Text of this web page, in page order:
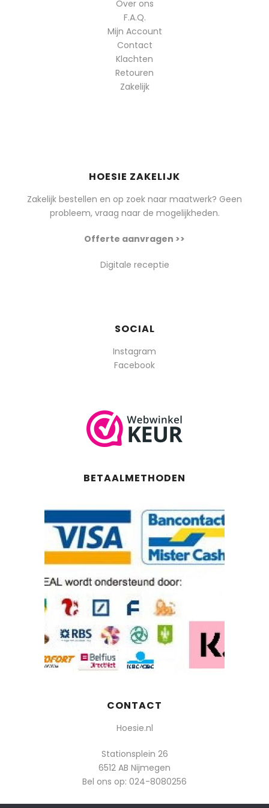
Over ons
F.A.Q.
Mijn Account
Contact
Klachten
Retouren
Zakelijk
HOESIE ZAKELIJK
Zakelijk bestellen en op zoek naar maatwerk? Geen
probleem, vraag naar de mogelijkheden.
Offerte aanvragen >>
Digitale receptie
SOCIAL
Instagram
Facebook
BETAALMETHODEN
CONTACT
Hoesie.nl
Stationsplein 26
6512 AB Nijmegen
Bel ons op: 024-8080256